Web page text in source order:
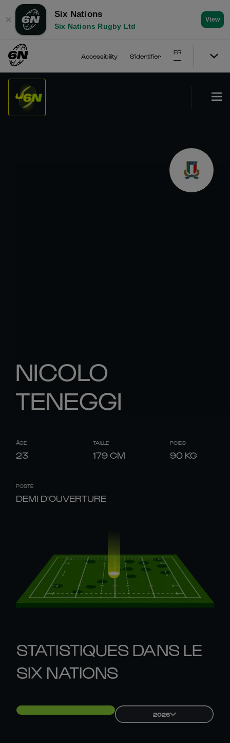
✕
Six Nations
Six Nations Rugby Ltd
View
Accessibility S'identifier
FR
NICOLO
TENEGGI
ÂGE
23
TAILLE
179CM
POIDS
90 KG
POSTE
DEMI D'OUVERTURE
STATISTIQUES DANS LE
SIX NATIONS
2026